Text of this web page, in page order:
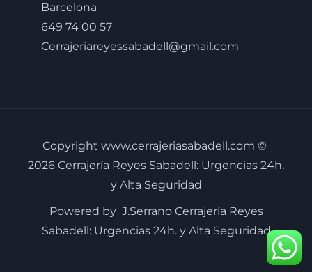
Barcelona
649 74 00 57
Cerrajeriareyessabadell@gmail.com
Copyright www.cerrajeriasabadell.com ©
2026 Cerrajería Reyes Sabadell: Urgencias 24h.
y Alta Seguridad
Powered by J.Serrano Cerrajería Reyes
Sabadell: Urgencias 24h. y Alta Seguridad